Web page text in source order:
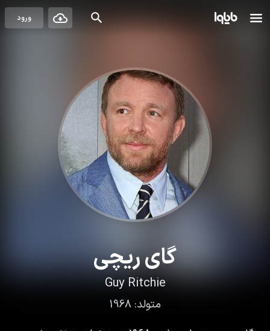
ورود
گای ریچی
Guy Ritchie
متولد: 1968